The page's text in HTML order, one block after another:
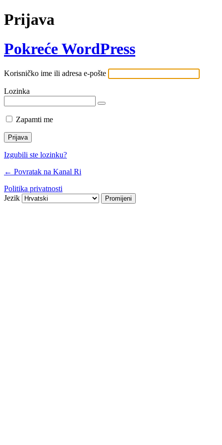
Prijava
Pokreće WordPress
Korisničko ime ili adresa e-pošte
Lozinka
Zapamti me
Izgubili ste lozinku?
← Povratak na Kanal Ri
Politika privatnosti
Jezik